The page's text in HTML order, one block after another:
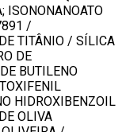
ISONONANOATO
/
TITÂNIO / SÍLICA
DE
BUTILENO
HIDROXIBENZOIL
OLIVA